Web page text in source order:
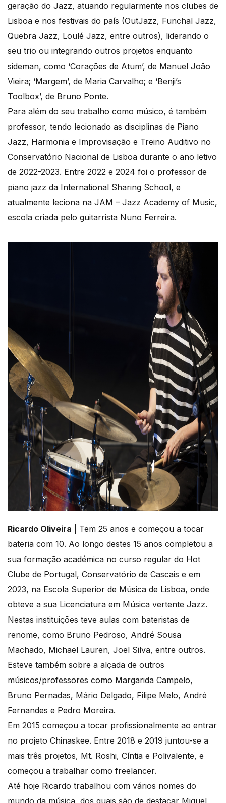
geração do Jazz, atuando regularmente nos clubes de
Lisboa e nos festivais do país (OutJazz, Funchal Jazz,
Quebra Jazz, Loulé Jazz, entre outros), liderando o
seu trio ou integrando outros projetos enquanto
sideman, como ‘Corações de Atum’, de Manuel João
Vieira; ‘Margem’, de Maria Carvalho; e ‘Benji’s
Toolbox’, de Bruno Ponte.
Para além do seu trabalho como músico, é também
professor, tendo lecionado as disciplinas de Piano
Jazz, Harmonia e Improvisação e Treino Auditivo no
Conservatório Nacional de Lisboa durante o ano letivo
de 2022-2023. Entre 2022 e 2024 foi o professor de
piano jazz da International Sharing School, e
atualmente leciona na JAM – Jazz Academy of Music,
escola criada pelo guitarrista Nuno Ferreira.
Ricardo Oliveira |
Tem 25 anos e começou a tocar
bateria com 10. Ao longo destes 15 anos completou a
sua formação académica no curso regular do Hot
Clube de Portugal, Conservatório de Cascais e em
2023, na Escola Superior de Música de Lisboa, onde
obteve a sua Licenciatura em Música vertente Jazz.
Nestas instituições teve aulas com bateristas de
renome, como Bruno Pedroso, André Sousa
Machado, Michael Lauren, Joel Silva, entre outros.
Esteve também sobre a alçada de outros
músicos/professores como Margarida Campelo,
Bruno Pernadas, Mário Delgado, Filipe Melo, André
Fernandes e Pedro Moreira.
Em 2015 começou a tocar profissionalmente ao entrar
no projeto Chinaskee. Entre 2018 e 2019 juntou-se a
mais três projetos, Mt. Roshi, Cíntia e Polivalente, e
começou a trabalhar como freelancer.
Até hoje Ricardo trabalhou com vários nomes do